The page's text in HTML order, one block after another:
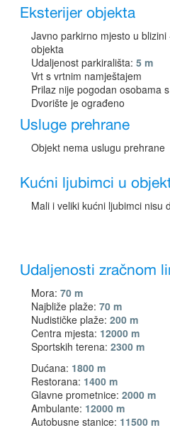
Eksterijer objekta
Javno parkirno mjesto u
objekta
Udaljenost parkirališta: 5 m
Vrt s vrtnim namještajem
Prilaz nije pogodan osobama
Dvorište je ograđeno
Usluge prehrane
Objekt nema uslugu prehrane
Kućni ljubimci u
Mali i veliki kućni ljubimci nisu
Udaljenosti zračnom
Mora: 70 m
Najbliže plaže: 70 m
Nudističke plaže: 200 m
Centra mjesta: 12000 m
Sportskih terena: 2300 m
Dućana: 1800 m
Restorana: 1400 m
Glavne prometnice: 2000 m
Ambulante: 12000 m
Autobusne stanice: 11500 m